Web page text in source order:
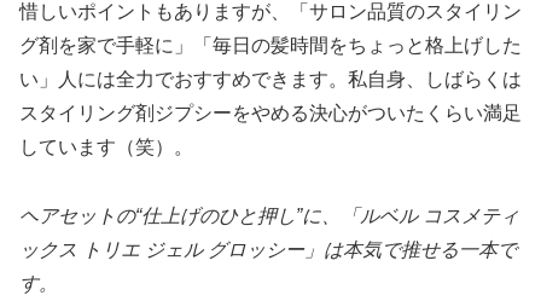
惜しいポイントもありますが、「サロン品質のスタイリン
グ剤を家で手軽に」「毎日の髪時間をちょっと格上げした
い」人には全力でおすすめできます。私自身、しばらくは
スタイリング剤ジプシーをやめる決心がついたくらい満足
しています（笑）。
ヘアセットの“仕上げのひと押し”に、「ルベル コスメティ
ックス トリエ ジェル グロッシー」は本気で推せる一本で
す。